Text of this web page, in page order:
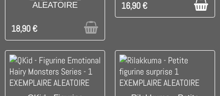
ALEATOIRE
18,90 €
16,90 €